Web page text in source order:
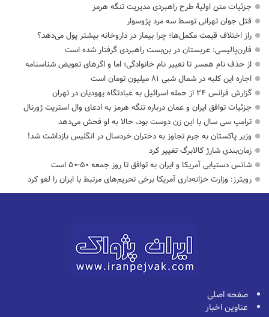
جزئیات متن اولیۀ طرح راهبردی مدیریت تنگه هرمز
قتل جوان تهرانی توسط سه مرد پژوسوار
راز اختلاف قیمت مکمل‌ها؛ چرا بیمار در داروخانه بیشتر پول می‌دهد؟
فارن‌پالیسی: عربستان در بن‌بست راهبردی گرفتار شده است
از حذف نام همسر تا تغییر نام خانوادگی؛ اما و اگرهای تعویض شناسنامه
اجاره این کلبه در شمال شبی ۸۱ میلیون تومان است
گزارش فرانس ۲۴ از حمله اسرائیل به عبادتگاه یهودیان در تهران
جزئیات توافق ایران و عمان درباره تنگه هرمز به ادعای وال استریت ژورنال
ترامپ سی سال با این زن دوست بود، حالا به او فحش می‌دهد
وزیر پاکستان به جرم تجاوز به دختران خردسال در انگلیس بازداشت شد!
زمان‌بندی شارژ کالابرگ تغییر کرد
شانس دستیابی آمریکا و ایران به توافق تا روز جمعه ۵۰-۵۰ است
رویترز: وزارت خزانه‌داری آمریکا برخی تحریم‌های مرتبط با ایران را لغو کرد
صفحه اصلی
عناوین اخبار